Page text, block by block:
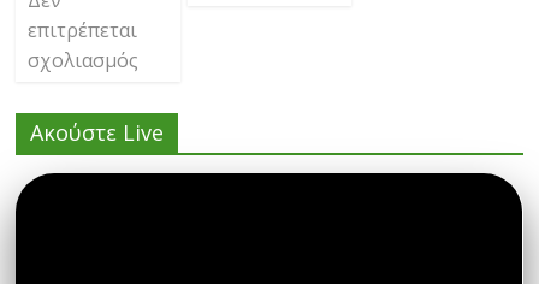
επιτρέπεται
σχολιασμός
Ακούστε Live